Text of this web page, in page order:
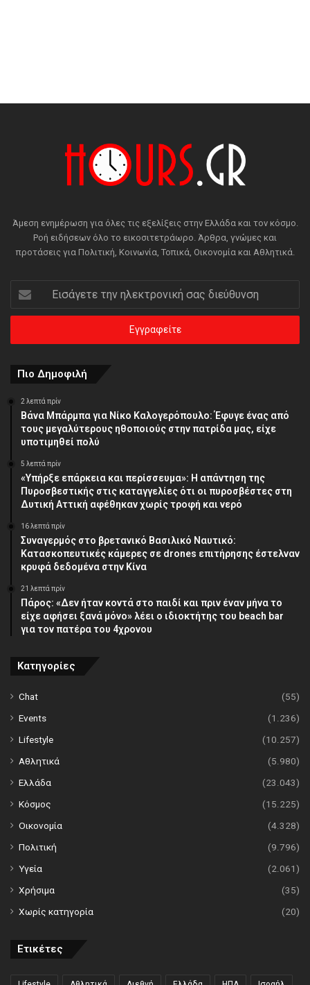
Άμεση ενημέρωση για όλες τις εξελίξεις στην Ελλάδα και τον κόσμο.
Ροή ειδήσεων όλο το εικοσιτετράωρο. Άρθρα, γνώμες και
προτάσεις για Πολιτική, Κοινωνία, Τοπικά, Οικονομία και Αθλητικά.
Εισάγετε
την
ηλεκτρονική
διεύθυνση
Πιο Δημοφιλή
2 λεπτά πρίν
Βάνα Μπάρμπα για Νίκο Καλογερόπουλο: Έφυγε ένας από
τους μεγαλύτερους ηθοποιούς στην πατρίδα μας, είχε
υποτιμηθεί πολύ
5 λεπτά πρίν
«Υπήρξε επάρκεια και περίσσευμα»: Η απάντηση της
Πυροσβεστικής στις καταγγελίες ότι οι πυροσβέστες στη
Δυτική Αττική αφέθηκαν χωρίς τροφή και νερό
16 λεπτά πρίν
Συναγερμός στο βρετανικό Βασιλικό Ναυτικό:
Κατασκοπευτικές κάμερες σε drones επιτήρησης έστελναν
κρυφά δεδομένα στην Κίνα
21 λεπτά πρίν
Πάρος: «Δεν ήταν κοντά στο παιδί και πριν έναν μήνα το
είχε αφήσει ξανά μόνο» λέει ο ιδιοκτήτης του beach bar
για τον πατέρα του 4χρονου
Κατηγορίες
Chat
(55)
Events
(1.236)
Lifestyle
(10.257)
Αθλητικά
(5.980)
Ελλάδα
(23.043)
Κόσμος
(15.225)
Οικονομία
(4.328)
Πολιτική
(9.796)
Υγεία
(2.061)
Χρήσιμα
(35)
Χωρίς κατηγορία
(20)
Ετικέτες